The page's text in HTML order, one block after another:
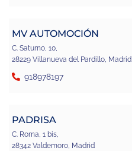
MV AUTOMOCIÓN
C. Saturno, 10,
28229 Villanueva del Pardillo, Madrid
918978197
PADRISA
C. Roma, 1 bis,
28342 Valdemoro, Madrid